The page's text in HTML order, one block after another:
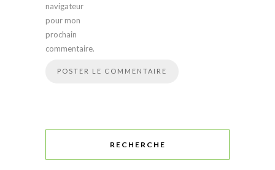
navigateur
pour mon
prochain
commentaire.
RECHERCHE